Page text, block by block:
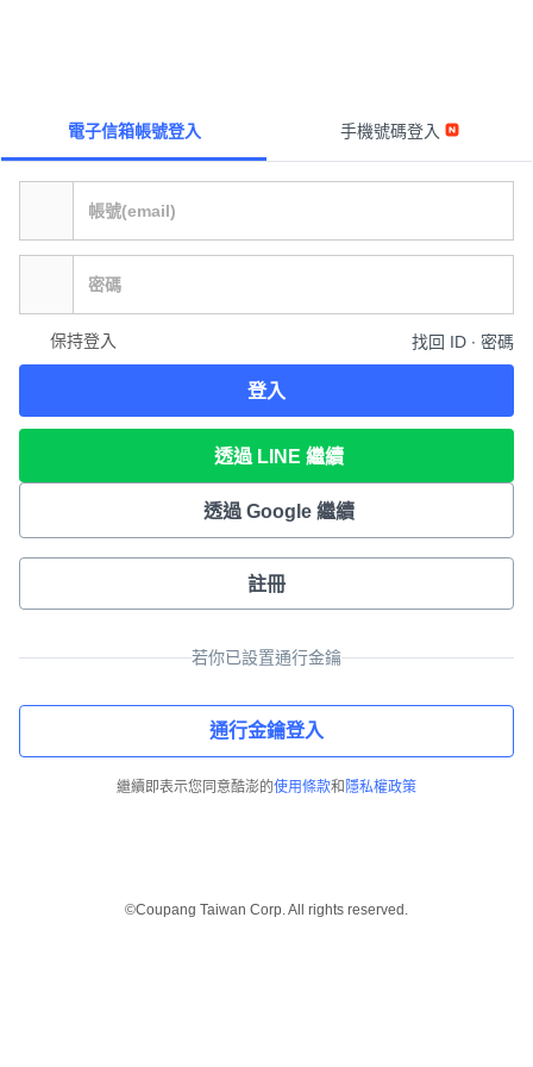
電子信箱帳號登入 手機號碼登入
保持登入 找回 ID ∙ 密碼
登入
透過 LINE 繼續
透過 Google 繼續
註冊
若你已設置通行金鑰
通行金鑰登入
繼續即表示您同意酷澎的使用條款和 隱私權政策
©Coupang Taiwan Corp. All rights reserved.